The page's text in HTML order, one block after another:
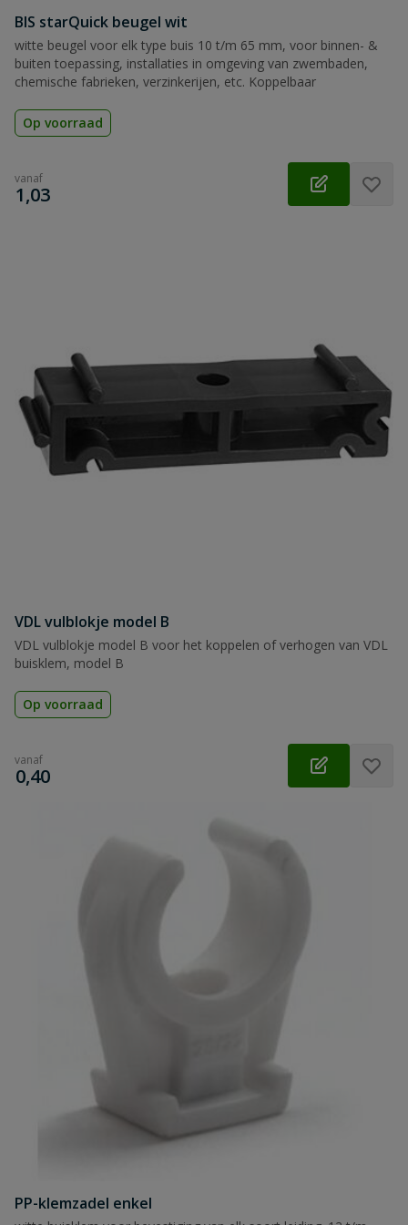
BIS starQuick beugel wit
witte beugel voor elk type buis 10 t/m 65 mm, voor binnen- &
buiten toepassing, installaties in omgeving van zwembaden,
chemische fabrieken, verzinkerijen, etc. Koppelbaar
Op voorraad
vanaf
€
1,03
VDL vulblokje model B
VDL vulblokje model B voor het koppelen of verhogen van VDL
buisklem, model B
Op voorraad
vanaf
€
0,40
PP-klemzadel enkel